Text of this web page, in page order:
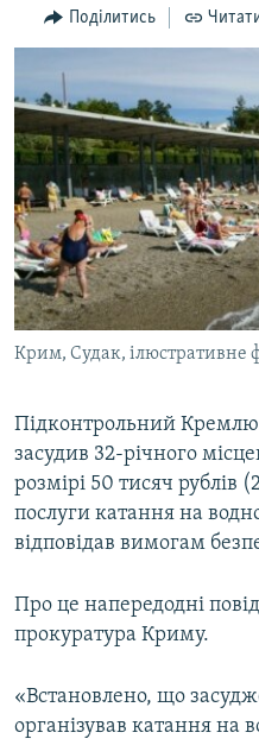
Перейти
до
пошуку
ПОГЛЯД
ВСЕ ЗА ДЕНЬ
СПЕЦПРОЕКТИ
ДЕПОРТАЦІЯ
ВІДЕОУРОКИ «ELIFBE»
СВІДЧЕННЯ ОКУПАЦІЇ
УКРАЇНСЬКА ПРОБЛЕМА КРИМУ
ІНФОГРАФІКА
ЯК ОБІЙТИ БЛОКУВАННЯ
Русский
Qırımtatar
ДОЛУЧАЙСЯ!
Усі сайти RFE/RL
Поділитись
Крим, Судак, ілюстративне
Підконтрольний
засудив 32-річного
розмірі 50 тисяч рублів
послуги катання на
відповідав вимогам
Про це напередодні
прокуратура Криму.
«Встановлено, що
організував катання на